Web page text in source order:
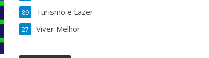
Turismo e Lazer
89
Viver Melhor
27